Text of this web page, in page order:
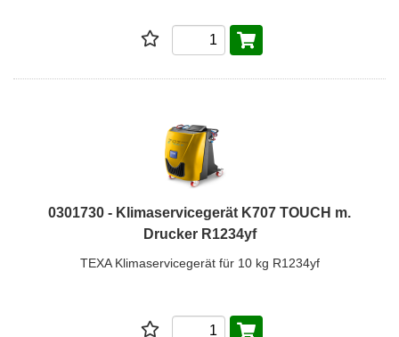
0301730 - Klimaservicegerät K707 TOUCH m.
Drucker R1234yf
TEXA Klimaservicegerät für 10 kg R1234yf